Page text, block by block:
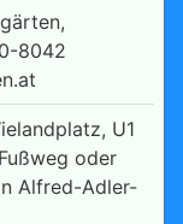
8042
U1
oder
Alfred-Adler-